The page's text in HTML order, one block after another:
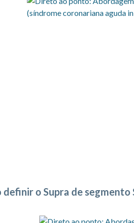
definir o Supra de segmento